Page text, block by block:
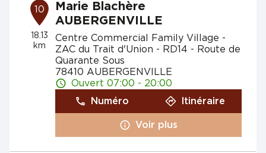
10
18.13
km
Marie Blachère
AUBERGENVILLE
Centre Commercial Family Village -
ZAC du Trait d'Union - RD14 - Route de
Quarante Sous
78410 AUBERGENVILLE
Ouvert 07:00 - 20:00
Numéro
Itinéraire
Voir plus